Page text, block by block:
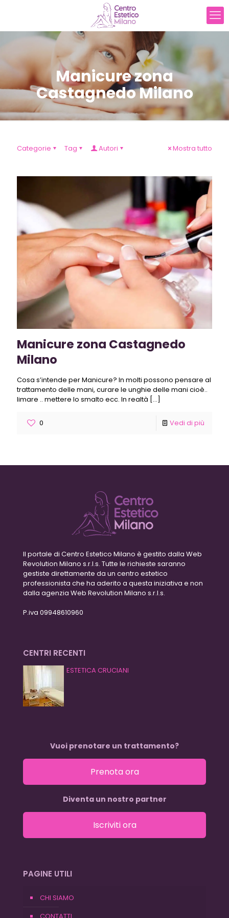
Manicure zona
Castagnedo Milano
Categorie Tag Autori Mostra tutto
Manicure zona Castagnedo
Milano
Cosa s’intende per Manicure? In molti possono pensare al
trattamento delle mani, curare le unghie delle mani cioè..
limare .. mettere lo smalto ecc. In realtà […]
0 Vedi di più
Il portale di Centro Estetico Milano è gestito dalla Web
Revolution Milano s.r.l.s. Tutte le richieste saranno
gestiste direttamente da un centro estetico
professionista che ha aderito a questa iniziativa e non
dalla agenzia Web Revolution Milano s.r.l.s.
P.iva 09948610960
CENTRI RECENTI
ESTETICA CRUCIANI
Vuoi prenotare un trattamento?
Prenota ora
Diventa un nostro partner
Iscriviti ora
PAGINE UTILI
CHI SIAMO